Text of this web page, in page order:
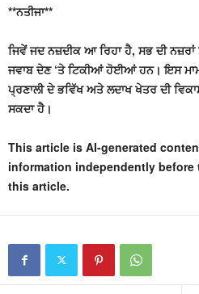
**ਨਤੀਜਾ**
ਜਿਵੇਂ ਜਦ ਨਜ਼ਦੀਕ ਆ ਰਿਹਾ ਹੈ, ਸਭ ਦੀ
ਜਵਾਬ ਦੇਣ ‘ਤੇ ਟਿਕੀਆਂ ਹੋਈਆਂ ਹਨ। ਇਸ
ਪ੍ਰਣਾਲੀ ਦੇ ਭਵਿੱਖ ਅਤੇ ਲਦਾਖ ਖੇਤਰ ਦੀ
ਸਕਦਾ ਹੈ।
This article is AI-generated
information independently
this article.